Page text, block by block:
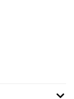
– auch
per Hand als
Pluspunkt: Die
und hat
aus unserer